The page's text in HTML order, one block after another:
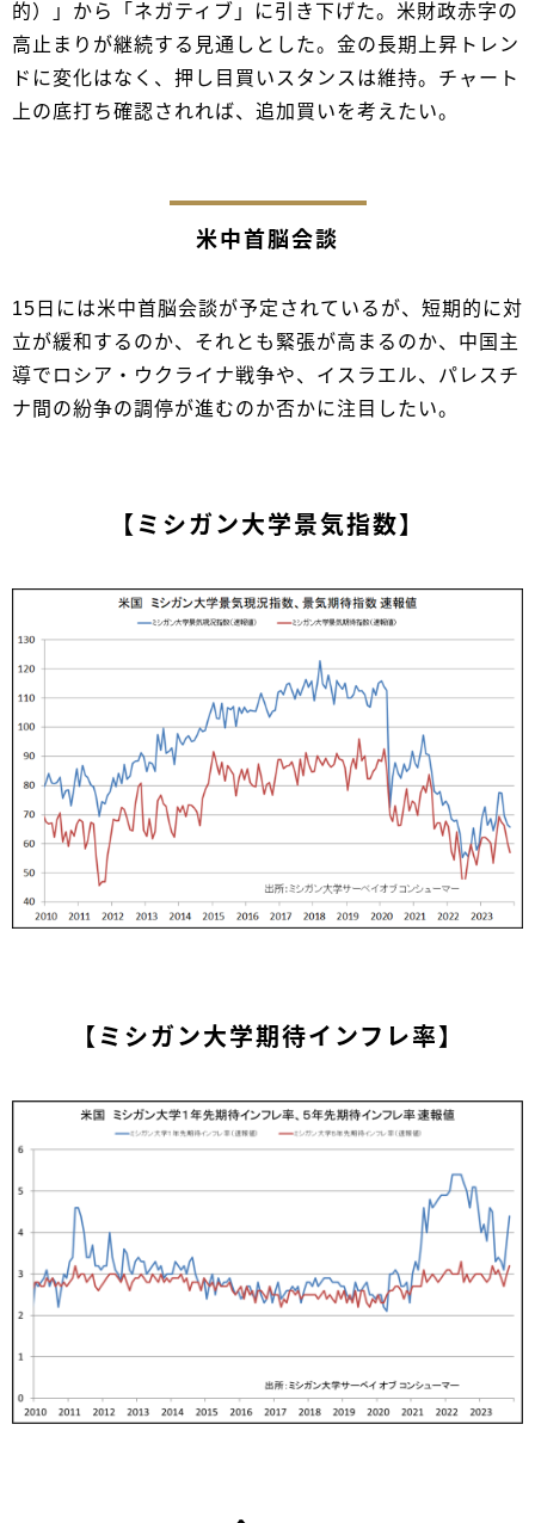
的）」から「ネガティブ」に引き下げた。米財政赤字の
高止まりが継続する見通しとした。金の長期上昇トレン
ドに変化はなく、押し目買いスタンスは維持。チャート
上の底打ち確認されれば、追加買いを考えたい。
米中首脳会談
15日には米中首脳会談が予定されているが、短期的に対
立が緩和するのか、それとも緊張が高まるのか、中国主
導でロシア・ウクライナ戦争や、イスラエル、パレスチ
ナ間の紛争の調停が進むのか否かに注目したい。
【ミシガン大学景気指数】
【ミシガン大学期待インフレ率】